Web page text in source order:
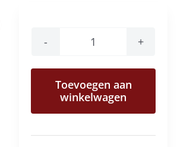
Guiot
limonade
siroop
aalbes
Toevoegen aan
winkelwagen